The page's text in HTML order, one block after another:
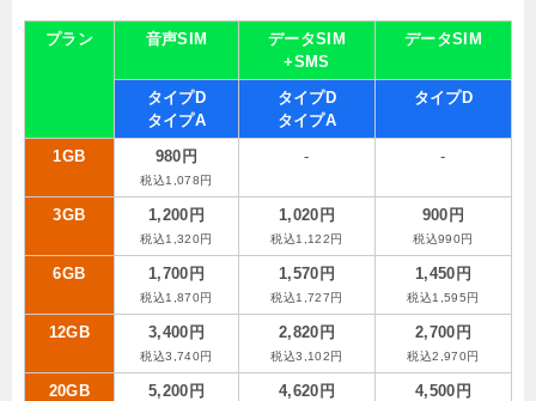
プラン 音声SIM
データSIM
+SMS
データSIM
タイプD
タイプA
タイプD
タイプA
タイプD
1GB 980円
税込1,078円
- -
3GB 1,200円
税込1,320円
1,020円
税込1,122円
900円
税込990円
6GB 1,700円
税込1,870円
1,570円
税込1,727円
1,450円
税込1,595円
12GB 3,400円
税込3,740円
2,820円
税込3,102円
2,700円
税込2,970円
20GB 5,200円 4,620円 4,500円